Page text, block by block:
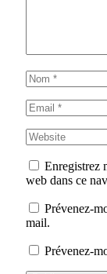
Enregistrez
web dans ce
Prévenez-
mail.
Prévenez-